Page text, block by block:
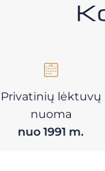
Privatinių lėktuvų
nuoma
nuo 1991 m.